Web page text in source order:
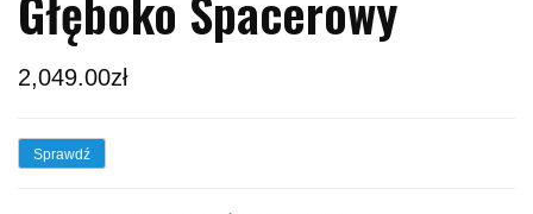
2,049.00zł
Sprawdź